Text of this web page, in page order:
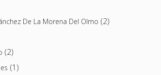
De La Morena Del Olmo (2)
(2)
(1)